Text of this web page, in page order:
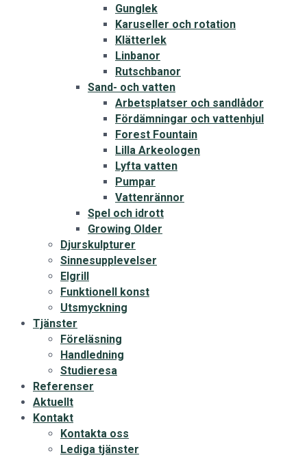
Gunglek
Karuseller och rotation
Klätterlek
Linbanor
Rutschbanor
Sand- och vatten
Arbetsplatser och sandlådor
Fördämningar och vattenhjul
Forest Fountain
Lilla Arkeologen
Lyfta vatten
Pumpar
Vattenrännor
Spel och idrott
Growing Older
Djurskulpturer
Sinnesupplevelser
Elgrill
Funktionell konst
Utsmyckning
Tjänster
Föreläsning
Handledning
Studieresa
Referenser
Aktuellt
Kontakt
Kontakta oss
Lediga tjänster